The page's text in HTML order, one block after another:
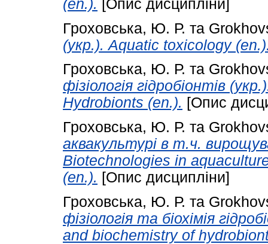
(en.). [Опис дисципліни]
Гроховська, Ю. Р. та
(укр.). Aquatic toxicology
Гроховська, Ю. Р. та
фізіологія гідробіонтів
Hydrobionts (en.). [Опис
Гроховська, Ю. Р. та
аквакультурі в т.ч.
Biotechnologies in
(en.). [Опис дисципліни]
Гроховська, Ю. Р. та
фізіологія та біохімія
and biochemistry of